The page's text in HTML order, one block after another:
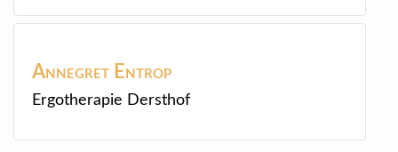
Annegret Entrop
Ergotherapie Dersthof